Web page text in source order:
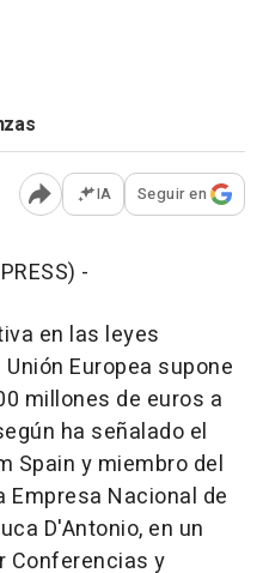
Abrir opciones para
IA Seguir en
-
en las leyes
Europea supone
millones de euros a
ha señalado el
Spain y miembro del
Nacional de
D'Antonio, en un
Conferencias y